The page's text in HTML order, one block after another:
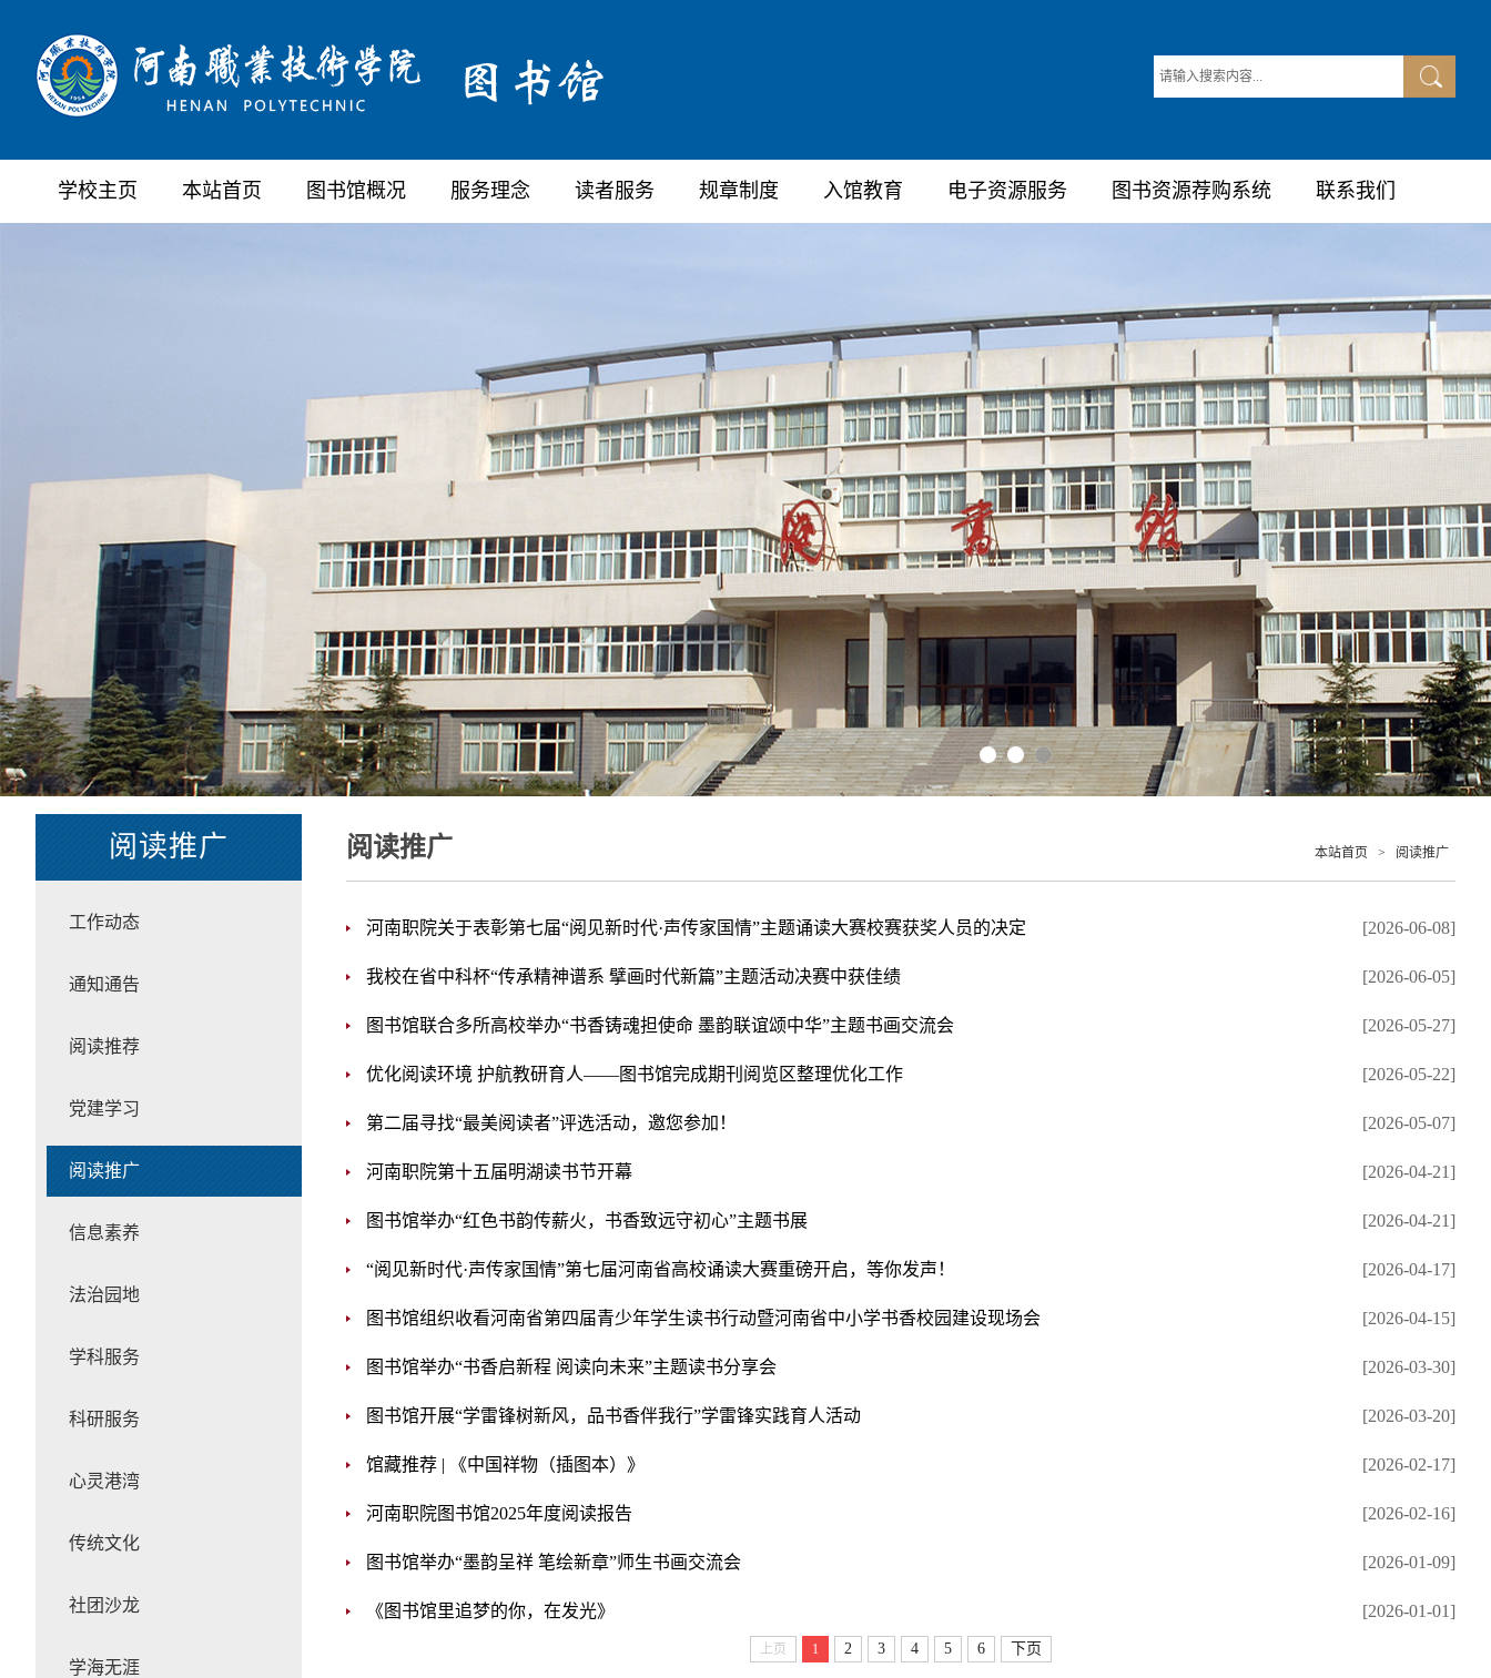
学校主页 本站首页 图书馆概况 服务理念 读者服务 规章制度 入馆教育 电子资源服务 图书资源荐购系统 联系我们
阅读推广
工作动态
通知通告
阅读推荐
党建学习
阅读推广
信息素养
法治园地
学科服务
科研服务
心灵港湾
传统文化
社团沙龙
学海无涯
阅读推广 本站首页 > 阅读推广
河南职院关于表彰第七届“阅见新时代·声传家国情”主题诵读大赛校赛获奖人员的决定 [2026-06-08]
我校在省中科杯“传承精神谱系 擘画时代新篇”主题活动决赛中获佳绩 [2026-06-05]
图书馆联合多所高校举办“书香铸魂担使命 墨韵联谊颂中华”主题书画交流会 [2026-05-27]
优化阅读环境 护航教研育人——图书馆完成期刊阅览区整理优化工作 [2026-05-22]
第二届寻找“最美阅读者”评选活动，邀您参加！ [2026-05-07]
河南职院第十五届明湖读书节开幕 [2026-04-21]
图书馆举办“红色书韵传薪火，书香致远守初心”主题书展 [2026-04-21]
“阅见新时代·声传家国情”第七届河南省高校诵读大赛重磅开启，等你发声！ [2026-04-17]
图书馆组织收看河南省第四届青少年学生读书行动暨河南省中小学书香校园建设现场会 [2026-04-15]
图书馆举办“书香启新程 阅读向未来”主题读书分享会 [2026-03-30]
图书馆开展“学雷锋树新风，品书香伴我行”学雷锋实践育人活动 [2026-03-20]
馆藏推荐 | 《中国祥物（插图本）》 [2026-02-17]
河南职院图书馆2025年度阅读报告 [2026-02-16]
图书馆举办“墨韵呈祥 笔绘新章”师生书画交流会 [2026-01-09]
《图书馆里追梦的你，在发光》 [2026-01-01]
上页 1 2 3 4 5 6 下页